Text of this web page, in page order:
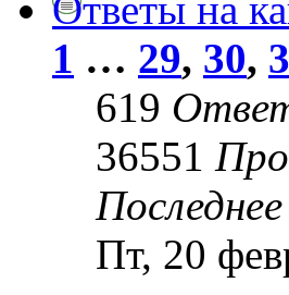
1 … 29, 30,
619
36551
Пт, 20